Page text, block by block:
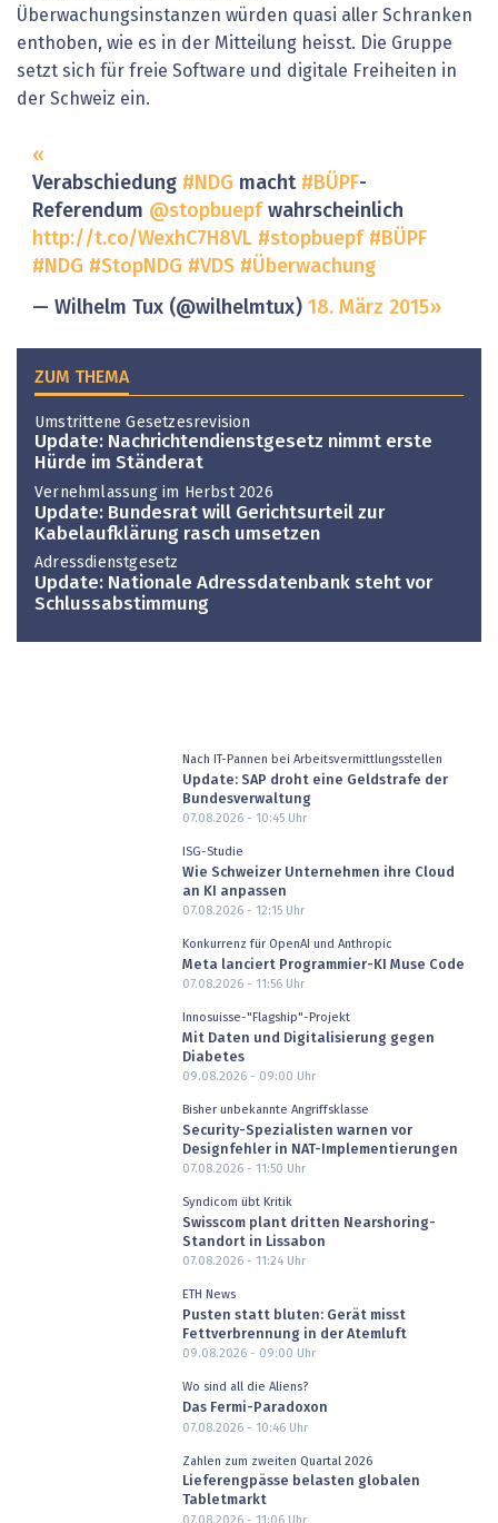
Überwachungsinstanzen würden quasi aller Schranken
enthoben, wie es in der Mitteilung heisst. Die Gruppe
setzt sich für freie Software und digitale Freiheiten in
der Schweiz ein.
Verabschiedung #NDG macht #BÜPF-
Referendum @stopbuepfwahrscheinlich
http://t.co/WexhC7H8VL #stopbuepf #BÜPF
#NDG #StopNDG #VDS #Überwachung
— Wilhelm Tux (@wilhelmtux) 18. März 2015
ZUM THEMA
Umstrittene Gesetzesrevision
Update: Nachrichtendienstgesetz nimmt erste
Hürde im Ständerat
Vernehmlassung im Herbst 2026
Update: Bundesrat will Gerichtsurteil zur
Kabelaufklärung rasch umsetzen
Adressdienstgesetz
Update: Nationale Adressdatenbank steht vor
Schlussabstimmung
Nach IT-Pannen bei Arbeitsvermittlungsstellen
Update: SAP droht eine Geldstrafe der
Bundesverwaltung
07.08.2026 - 10:45Uhr
ISG-Studie
Wie Schweizer Unternehmen ihre Cloud
an KI anpassen
07.08.2026 - 12:15Uhr
Konkurrenz für OpenAI und Anthropic
Meta lanciert Programmier-KI Muse Code
07.08.2026 - 11:56Uhr
Innosuisse-"Flagship"-Projekt
Mit Daten und Digitalisierung gegen
Diabetes
09.08.2026 - 09:00 Uhr
Bisher unbekannte Angriffsklasse
Security-Spezialisten warnen vor
Designfehler in NAT-Implementierungen
07.08.2026 - 11:50 Uhr
Syndicom übt Kritik
Swisscom plant dritten Nearshoring-
Standort in Lissabon
07.08.2026 - 11:24Uhr
ETH News
Pusten statt bluten: Gerät misst
Fettverbrennung in der Atemluft
09.08.2026 - 09:00 Uhr
Wo sind all die Aliens?
Das Fermi-Paradoxon
07.08.2026 - 10:46Uhr
Zahlen zum zweiten Quartal 2026
Lieferengpässe belasten globalen
Tabletmarkt
07.08.2026 - 11:06Uhr